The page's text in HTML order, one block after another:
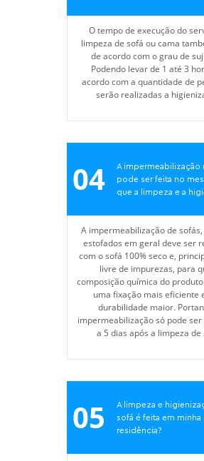
O tempo de execução do
limpeza de sofá ou cama
de acordo com o grau de
Podendo levar de 1 até 3
acordo com a quantidade de
serão realizadas a
04
A impermeabilização
pode ser feita no
que a limpeza e a
A impermeabilização de
estofados em geral deve ser
com o sofá 100% seco e,
livre de impurezas, para
composição química do
uma fixação mais eficiente
durabilidade maior.
impermeabilização só pode ser
a 5 dias após a limpeza de
05
A limpeza e
sofá é feita em minha
residência?